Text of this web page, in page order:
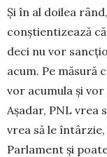
Și în al doilea
conștientizează
deci nu vor
acum. Pe măsură
vor acumula și
Așadar, PNL vrea
vrea să le
Parlament și